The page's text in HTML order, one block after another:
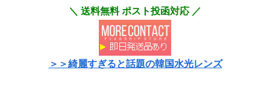
＼ 送料無料 ポスト投函対応 ／
＞＞綺麗すぎると話題の韓国水光レンズ